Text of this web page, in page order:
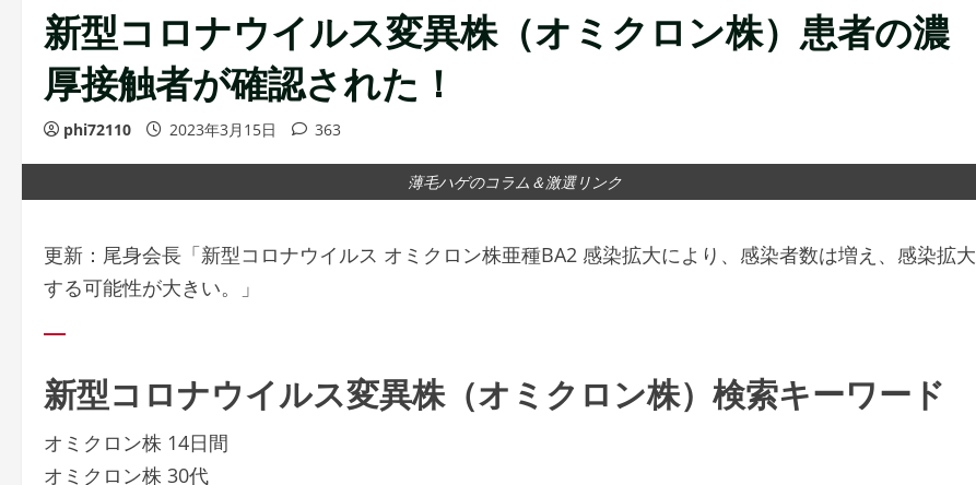
新型コロナウイルス変異株（オミクロン株）患者の濃
厚接触者が確認された！
phi72110 2023年3月15日 363
薄毛ハゲのコラム＆激選リンク
更新：尾身会長「新型コロナウイルス オミクロン株亜種BA2 感染拡大により、感染者数は増え、感染拡大
する可能性が大きい。」
新型コロナウイルス変異株（オミクロン株）検索キーワード
オミクロン株 14日間
オミクロン株 30代